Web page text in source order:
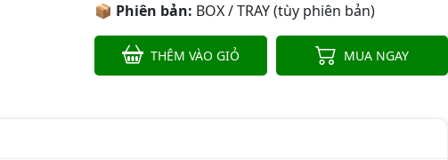
📦 Phiên bản: BOX / TRAY (tùy phiên bản)
THÊM VÀO GIỎ MUA NGAY